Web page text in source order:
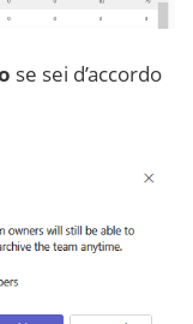
se sei d’accordo